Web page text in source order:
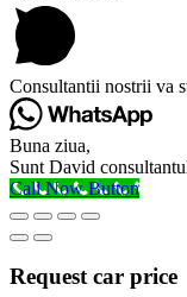
Consultantii nostrii va
Buna ziua,
Sunt David
Call Now Button
Request car price